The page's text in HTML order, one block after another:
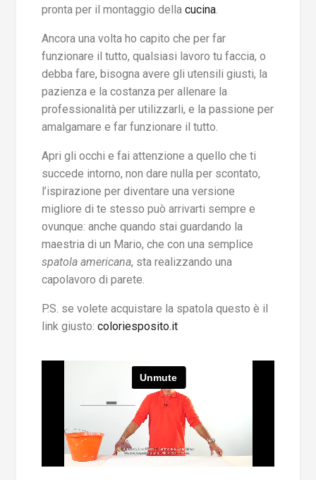
pronta per il montaggio della cucina.
Ancora una volta ho capito che per far
funzionare il tutto, qualsiasi lavoro tu faccia, o
debba fare, bisogna avere gli utensili giusti, la
pazienza e la costanza per allenare la
professionalità per utilizzarli, e la passione per
amalgamare e far funzionare il tutto.
Apri gli occhi e fai attenzione a quello che ti
succede intorno, non dare nulla per scontato,
l’ispirazione per diventare una versione
migliore di te stesso può arrivarti sempre e
ovunque: anche quando stai guardando la
maestria di un Mario, che con una semplice
spatola americana, sta realizzando una
capolavoro di parete.
P.S. se volete acquistare la spatola questo è il
link giusto: coloriesposito.it